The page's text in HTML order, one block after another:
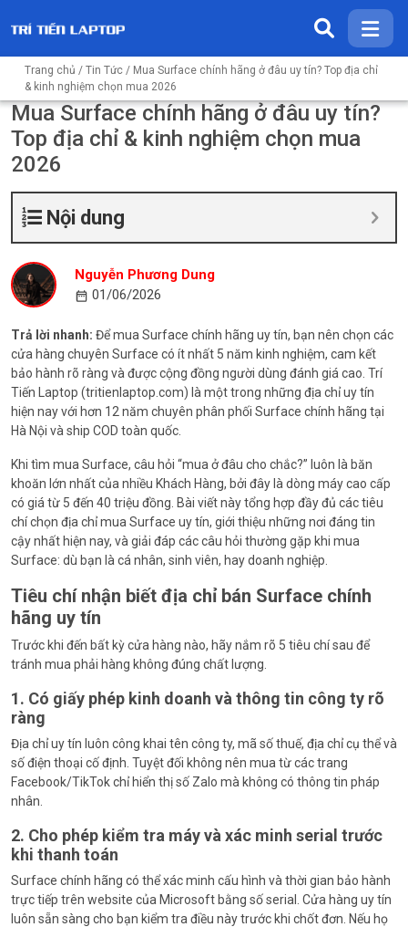
Trang chủ / Tin Tức / Mua Surface chính hãng ở đâu uy tín? Top địa chỉ
& kinh nghiệm chọn mua 2026
Mua Surface chính hãng ở đâu uy tín?
Top địa chỉ & kinh nghiệm chọn mua
2026
Nội dung
Nguyễn Phương Dung
01/06/2026
Trả lời nhanh: Để mua Surface chính hãng uy tín, bạn nên chọn các
cửa hàng chuyên Surface có ít nhất 5 năm kinh nghiệm, cam kết
bảo hành rõ ràng và được cộng đồng người dùng đánh giá cao. Trí
Tiến Laptop (tritienlaptop.com) là một trong những địa chỉ uy tín
hiện nay với hơn 12 năm chuyên phân phối Surface chính hãng tại
Hà Nội và ship COD toàn quốc.
Khi tìm mua Surface, câu hỏi “mua ở đâu cho chắc?” luôn là băn
khoăn lớn nhất của nhiều Khách Hàng, bởi đây là dòng máy cao cấp
có giá từ 5 đến 40 triệu đồng. Bài viết này tổng hợp đầy đủ các tiêu
chí chọn địa chỉ mua Surface uy tín, giới thiệu những nơi đáng tin
cậy nhất hiện nay, và giải đáp các câu hỏi thường gặp khi mua
Surface: dù bạn là cá nhân, sinh viên, hay doanh nghiệp.
Tiêu chí nhận biết địa chỉ bán Surface chính
hãng uy tín
Trước khi đến bất kỳ cửa hàng nào, hãy nắm rõ 5 tiêu chí sau để
tránh mua phải hàng không đúng chất lượng.
1. Có giấy phép kinh doanh và thông tin công ty rõ
ràng
Địa chỉ uy tín luôn công khai tên công ty, mã số thuế, địa chỉ cụ thể và
số điện thoại cố định. Tuyệt đối không nên mua từ các trang
Facebook/TikTok chỉ hiển thị số Zalo mà không có thông tin pháp
nhân.
2. Cho phép kiểm tra máy và xác minh serial trước
khi thanh toán
Surface chính hãng có thể xác minh cấu hình và thời gian bảo hành
trực tiếp trên website của Microsoft bằng số serial. Cửa hàng uy tín
luôn sẵn sàng cho bạn kiểm tra điều này trước khi chốt đơn. Nếu họ